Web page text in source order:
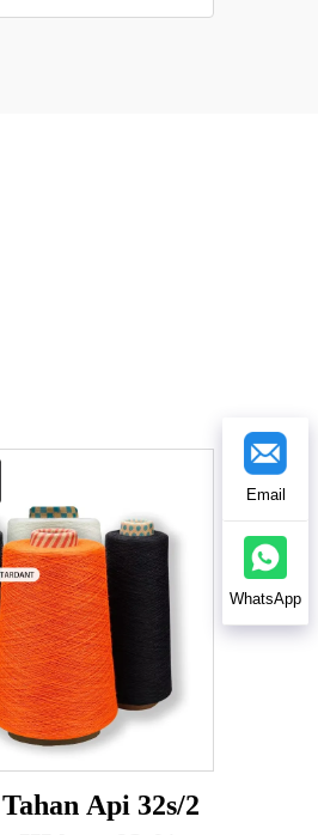
Api 32s/2
Email
WhatsApp